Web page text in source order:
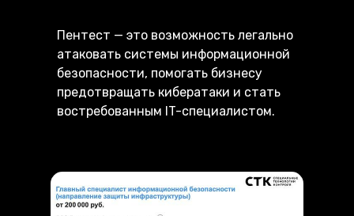
Пентест — это возможность легально
атаковать системы информационной
безопасности, помогать бизнесу
предотвращать кибератаки и стать
востребованным IT-специалистом.